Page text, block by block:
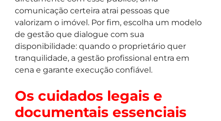
comunicação certeira atrai pessoas que
valorizam o imóvel. Por fim, escolha um modelo
de gestão que dialogue com sua
disponibilidade: quando o proprietário quer
tranquilidade, a gestão profissional entra em
cena e garante execução confiável.
Os cuidados legais e
documentais essenciais